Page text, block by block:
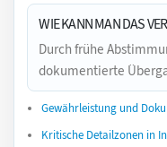
WIE KANN MAN DAS
Durch frühe
dokumentierte
Gewährleistung und
Kritische Detailzonen in